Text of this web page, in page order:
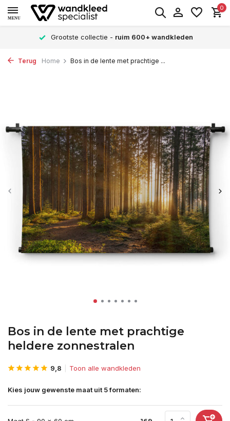
MENU
0
Grootste collectie -ruim 600+ wandkleden
Terug Home Bos in de lente met prachtige ...
Bos in de lente met prachtige
heldere zonnestralen
9,8 Toon alle wandkleden
Kies jouw gewenste maat uit 5 formaten: